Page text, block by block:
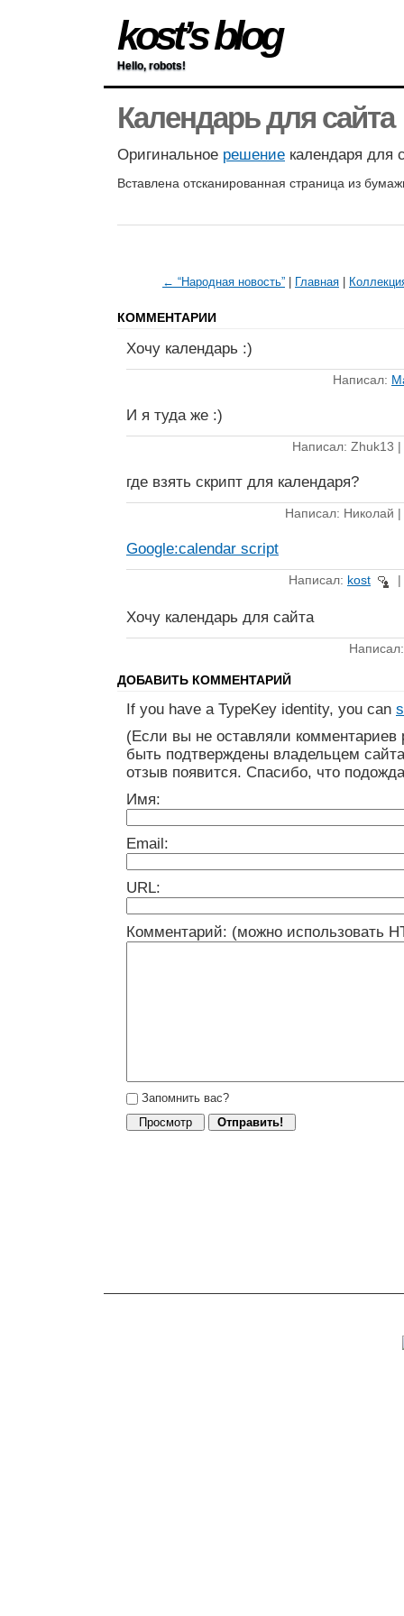
kost’s blog
Hello, robots!
Календарь для сайта
Оригинальное решение календаря для
Вставлена отсканированная страница из
← “Народная новость” Главная
КОММЕНТАРИИ
Хочу календарь :)
Написал:
И я туда же :)
Написал: Zhuk13 |
где взять скрипт для календаря?
Написал: Николай |
Google:calendar script
Написал: kost |
Хочу календарь для сайта
ДОБАВИТЬ КОММЕНТАРИЙ
If you have a TypeKey identity, you can
(Если вы не оставляли
быть подтверждены владельцем
отзыв появится. Спасибо, что
Имя:
Email:
URL:
Комментарий: (можно использовать
Запомнить вас?